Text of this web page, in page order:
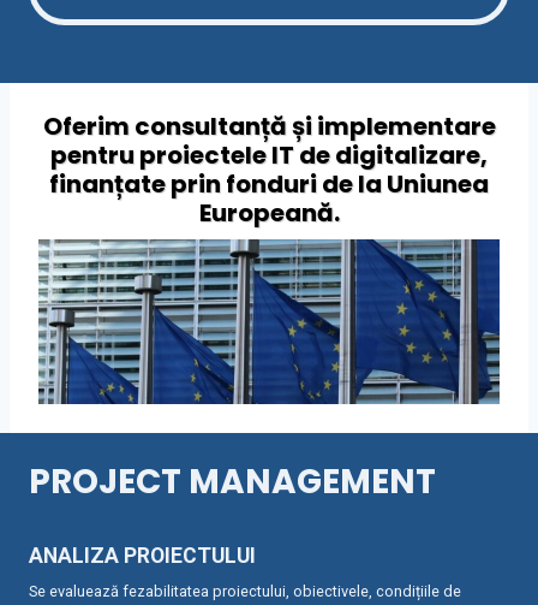
Oferim consultanță și implementare
pentru proiectele IT de digitalizare,
finanțate prin fonduri de la Uniunea
Europeană.
PROJECT MANAGEMENT
ANALIZA PROIECTULUI
Se evaluează fezabilitatea proiectului, obiectivele, condițiile de